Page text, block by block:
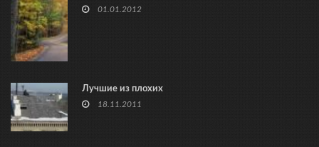
01.01.2012
Лучшие из плохих
18.11.2011